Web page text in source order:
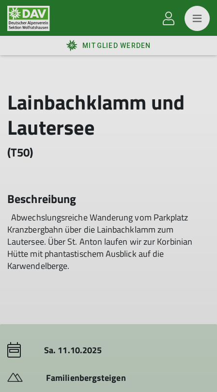
MITGLIED WERDEN
Lainbachklamm und
Lautersee
(T50)
Beschreibung
Abwechslungsreiche Wanderung vom Parkplatz
Kranzbergbahn über die Lainbachklamm zum
Lautersee. Über St. Anton laufen wir zur Korbinian
Hütte mit phantastischem Ausblick auf die
Karwendelberge.
Sa. 11.10.2025
Familienbergsteigen